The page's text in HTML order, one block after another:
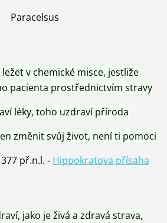
Paracelsus
v chemické misce, jestliže
pacienta prostřednictvím stravy
léky, toho uzdraví příroda
změnit svůj život, není ti pomoci
př.n.l. - Hippokratova přísaha
jako je živá a zdravá strava,